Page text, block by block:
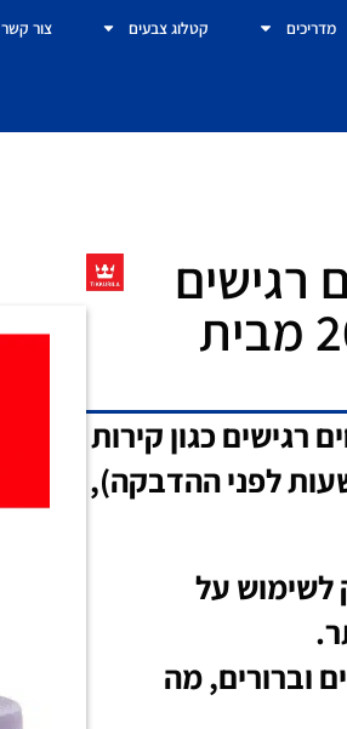
מדריכים קטלוג צבעים צור קשר
רגישים
48 מ״מ / 50 מטר דגם 2071 מבית
רגישים כגון קירות
קירות שצוירו לאחרונה (לפחות 24 שעות לפני ההדבקה),
לשימוש על
וברורים, מה